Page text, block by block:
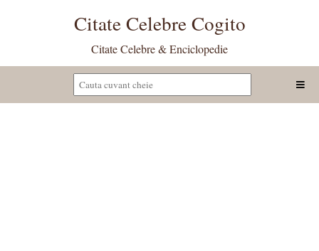
Citate Celebre Cogito
Citate Celebre & Enciclopedie